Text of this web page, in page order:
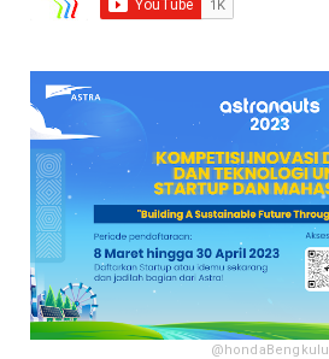
@hondaBengkulu